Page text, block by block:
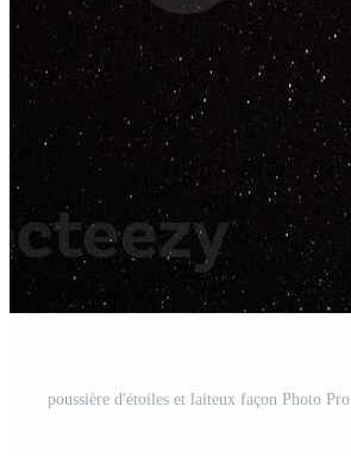
poussière d'étoiles et laiteux façon Photo Pro